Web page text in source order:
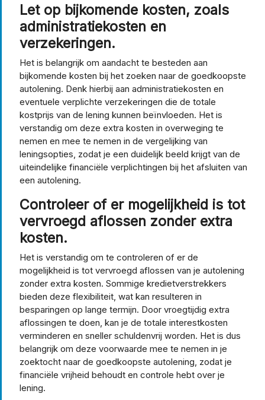
Let op bijkomende kosten, zoals
administratiekosten en
verzekeringen.
Het is belangrijk om aandacht te besteden aan
bijkomende kosten bij het zoeken naar de goedkoopste
autolening. Denk hierbij aan administratiekosten en
eventuele verplichte verzekeringen die de totale
kostprijs van de lening kunnen beïnvloeden. Het is
verstandig om deze extra kosten in overweging te
nemen en mee te nemen in de vergelijking van
leningsopties, zodat je een duidelijk beeld krijgt van de
uiteindelijke financiële verplichtingen bij het afsluiten van
een autolening.
Controleer of er mogelijkheid is tot
vervroegd aflossen zonder extra
kosten.
Het is verstandig om te controleren of er de
mogelijkheid is tot vervroegd aflossen van je autolening
zonder extra kosten. Sommige kredietverstrekkers
bieden deze flexibiliteit, wat kan resulteren in
besparingen op lange termijn. Door vroegtijdig extra
aflossingen te doen, kan je de totale interestkosten
verminderen en sneller schuldenvrij worden. Het is dus
belangrijk om deze voorwaarde mee te nemen in je
zoektocht naar de goedkoopste autolening, zodat je
financiële vrijheid behoudt en controle hebt over je
lening.